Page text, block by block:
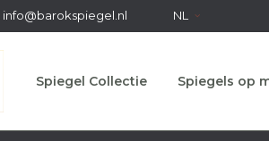
info@barokspiegel.nl NL
Spiegel Collectie Spiegels op